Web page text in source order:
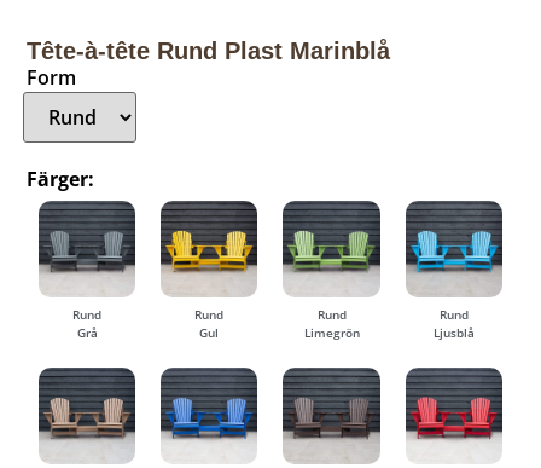
Tête-à-tête Rund Plast Marinblå
Form
Färger:
Rund
Grå
Rund
Gul
Rund
Limegrön
Rund
Ljusblå